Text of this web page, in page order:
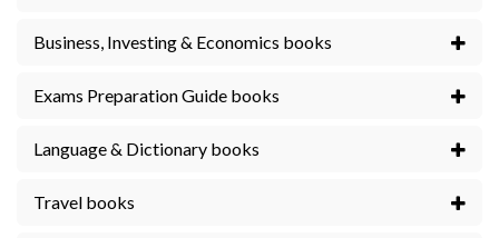
Business, Investing & Economics books
Exams Preparation Guide books
Language & Dictionary books
Travel books